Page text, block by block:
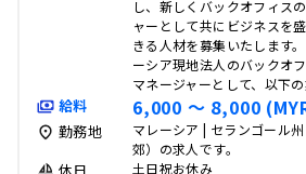
し、新しくバックオフィス
ャーとして共にビジネスを
きる人材を募集いたします
ーシア現地法人のバックオ
マネージャーとして、以下
給料 6,000 〜 8,000
勤務地
マレーシア | セランゴール
郊）の求人です。
土日祝お休み